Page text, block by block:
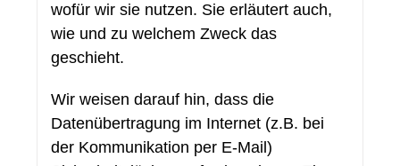
wofür wir sie nutzen. Sie erläutert auch,
wie und zu welchem Zweck das
geschieht.
Wir weisen darauf hin, dass die
Datenübertragung im Internet (z.B. bei
der Kommunikation per E-Mail)